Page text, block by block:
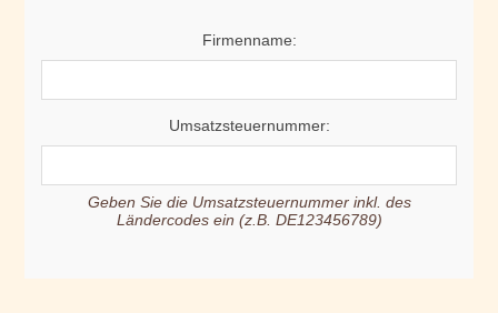
Firmenname:
Umsatzsteuernummer:
Geben Sie die Umsatzsteuernummer inkl. des
Ländercodes ein (z.B. DE123456789)